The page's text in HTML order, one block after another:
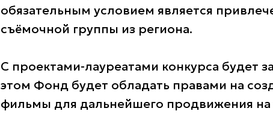
обязательным условием является
съёмочной группы из региона.
С проектами-лауреатами конкурса будет
этом Фонд будет обладать правами на
фильмы для дальнейшего продвижения на